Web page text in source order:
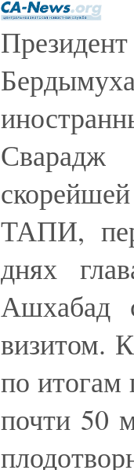
ТАПИ,
днях
Ашхабад
визитом.
по итогам
почти 50